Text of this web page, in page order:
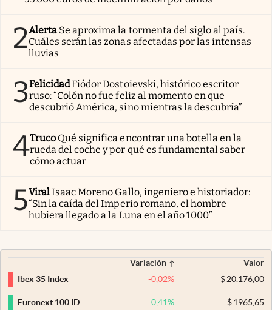
2Alerta Se aproxima la tormenta del siglo al país.
Cuáles serán las zonas afectadas por las intensas
lluvias
3FelicidadFiódor Dostoievski, histórico escritor
ruso: “Colón no fue feliz al momento en que
descubrió América, sino mientras la descubría”
4Truco Qué significa encontrar una botella en la
rueda del coche y por qué es fundamental saber
cómo actuar
5ViralIsaac Moreno Gallo, ingeniero e historiador:
“Sin la caída del Imperio romano, el hombre
hubiera llegado a la Luna en el año 1000”
Variación
Valor
Ibex 35 Index
-0,02% $20.176,00
Euronext 100 ID 0,41% $1965,65